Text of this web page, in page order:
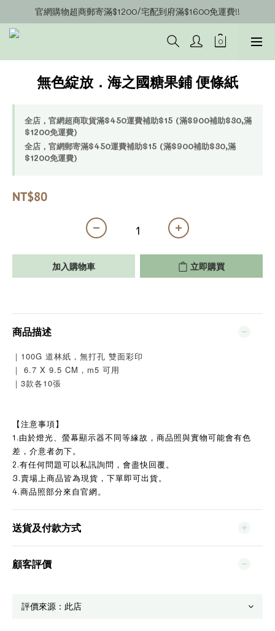
官網會員募集中~立即註冊即可獲得購物金$20!!!
官網購物超商郵寄滿$1200/宅配到府滿$1600免運費!!
官網會員募集中~立即註冊即可獲得購物金$20!!!
無色綻放．海之國糖果鋪 便條紙
全店，官網超商取貨滿$450運費補助$15 (滿$900補助$30,滿
$1200免運費)
全店，官網郵寄滿$450運費補助$15 (滿$900補助$30,滿
$1200免運費)
NT$80
加入購物車 立即購買
商品描述
｜100G 道林紙，無打孔 雙面彩印
｜ 6.7 X 9.5 CM，m5 可用
｜3款各10張
【注意事項】
1.由於燈光、螢幕顯示器不同等緣故，商品照與實物可能會有色
差，介意者勿下。
2.有任何問題可以私訊詢問，會盡快回覆。
3.賣場上商品皆為現貨，下單即可出貨。
4.商品照部分來自官網。
送貨及付款方式
顧客評價